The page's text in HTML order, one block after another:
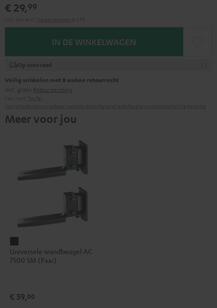
€ 29,99
IN DE WINKELWAGEN
Op voorraad
Veilig winkelen met 8 weken retourrecht
incl. gratis Retourzending
Meer voor jou
wandbeugel
AC
(Paar)
Universele wandbeugel AC
7500 SM (Paar)
€ 59,00